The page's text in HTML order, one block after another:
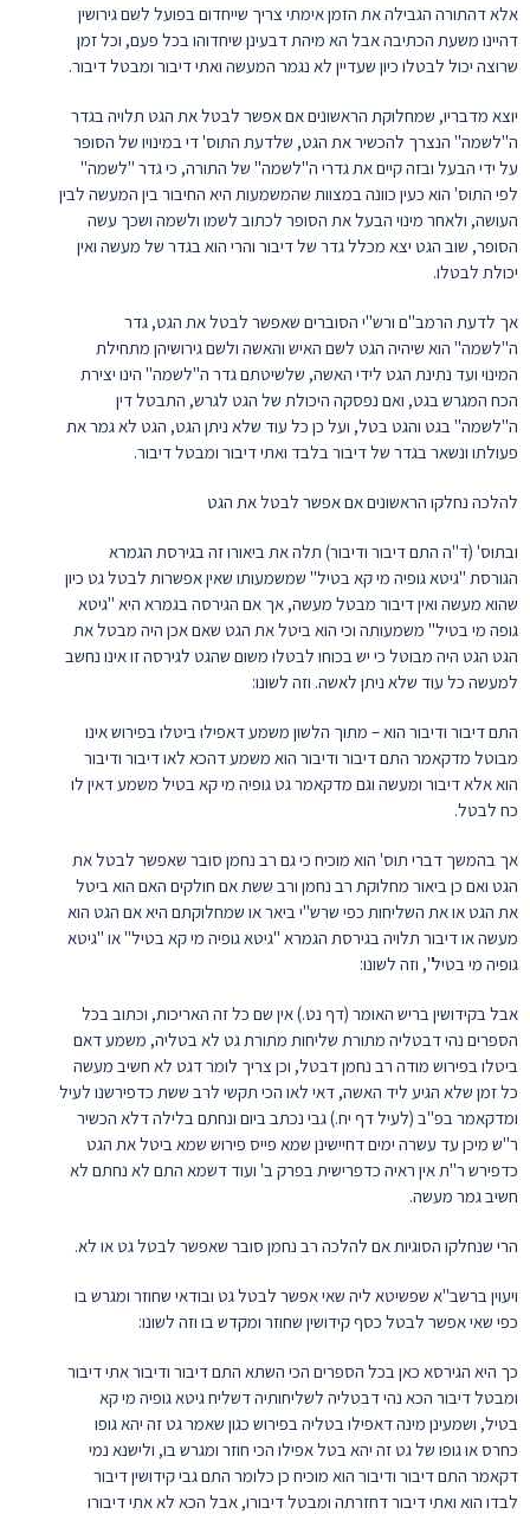
אלא דהתורה הגבילה את הזמן אימתי צריך שייחדום בפועל לשם גירושין
דהיינו משעת הכתיבה אבל הא מיהת דבעינן שיחדוהו בכל פעם, וכל זמן
שרוצה יכול לבטלו כיון שעדיין לא נגמר המעשה ואתי דיבור ומבטל דיבור.
יוצא מדבריו, שמחלוקת הראשונים אם אפשר לבטל את הגט תלויה בגדר
ה"לשמה" הנצרך להכשיר את הגט, שלדעת התוס' די במינויו של הסופר
על ידי הבעל ובזה קיים את גדרי ה"לשמה" של התורה, כי גדר "לשמה"
לפי התוס' הוא כעין כוונה במצוות שהמשמעות היא החיבור בין המעשה לבין
העושה, ולאחר מינוי הבעל את הסופר לכתוב לשמו ולשמה ושכך עשה
הסופר, שוב הגט יצא מכלל גדר של דיבור והרי הוא בגדר של מעשה ואין
יכולת לבטלו.
אך לדעת הרמב"ם ורש"י הסוברים שאפשר לבטל את הגט, גדר
ה"לשמה" הוא שיהיה הגט לשם האיש והאשה ולשם גירושיהן מתחילת
המינוי ועד נתינת הגט לידי האשה, שלשיטתם גדר ה"לשמה" הינו יצירת
הכח המגרש בגט, ואם נפסקה היכולת של הגט לגרש, התבטל דין
ה"לשמה" בגט והגט בטל, ועל כן כל עוד שלא ניתן הגט, הגט לא גמר את
פעולתו ונשאר בגדר של דיבור בלבד ואתי דיבור ומבטל דיבור.
להלכה נחלקו הראשונים אם אפשר לבטל את הגט
ובתוס' (ד"ה התם דיבור ודיבור) תלה את ביאורו זה בגירסת הגמרא
הגורסת "גיטא גופיה מי קא בטיל" שמשמעותו שאין אפשרות לבטל גט כיון
שהוא מעשה ואין דיבור מבטל מעשה, אך אם הגירסה בגמרא היא "גיטא
גופה מי בטיל" משמעותה וכי הוא ביטל את הגט שאם אכן היה מבטל את
הגט הגט היה מבוטל כי יש בכוחו לבטלו משום שהגט לגירסה זו אינו נחשב
למעשה כל עוד שלא ניתן לאשה. וזה לשונו:
התם דיבור ודיבור הוא – מתוך הלשון משמע דאפילו ביטלו בפירוש אינו
מבוטל מדקאמר התם דיבור ודיבור הוא משמע דהכא לאו דיבור ודיבור
הוא אלא דיבור ומעשה וגם מדקאמר גט גופיה מי קא בטיל משמע דאין לו
כח לבטל.
אך בהמשך דברי תוס' הוא מוכיח כי גם רב נחמן סובר שאפשר לבטל את
הגט ואם כן ביאור מחלוקת רב נחמן ורב ששת אם חולקים האם הוא ביטל
את הגט או את השליחות כפי שרש"י ביאר או שמחלוקתם היא אם הגט הוא
מעשה או דיבור תלויה בגירסת הגמרא "גיטא גופיה מי קא בטיל" או "גיטא
גופיה מי בטיל", וזה לשונו:
אבל בקידושין בריש האומר (דף נט.) אין שם כל זה האריכות, וכתוב בכל
הספרים נהי דבטליה מתורת שליחות מתורת גט לא בטליה, משמע דאם
ביטלו בפירוש מודה רב נחמן דבטל, וכן צריך לומר דגט לא חשיב מעשה
כל זמן שלא הגיע ליד האשה, דאי לאו הכי תקשי לרב ששת כדפירשנו לעיל
ומדקאמר בפ"ב (לעיל דף יח.) גבי נכתב ביום ונחתם בלילה דלא הכשיר
ר"ש מיכן עד עשרה ימים דחיישינן שמא פייס פירוש שמא ביטל את הגט
כדפירש ר"ת אין ראיה כדפרישית בפרק ב' ועוד דשמא התם לא נחתם לא
חשיב גמר מעשה.
הרי שנחלקו הסוגיות אם להלכה רב נחמן סובר שאפשר לבטל גט או לא.
ויעוין ברשב"א שפשיטא ליה שאי אפשר לבטל גט ובודאי שחוזר ומגרש בו
כפי שאי אפשר לבטל כסף קידושין שחוזר ומקדש בו וזה לשונו:
כך היא הגירסא כאן בכל הספרים הכי השתא התם דיבור ודיבור אתי דיבור
ומבטל דיבור הכא נהי דבטליה לשליחותיה דשליח גיטא גופיה מי קא
בטיל, ושמעינן מינה דאפילו בטליה בפירוש כגון שאמר גט זה יהא גופו
כחרס או גופו של גט זה יהא בטל אפילו הכי חוזר ומגרש בו, ולישנא נמי
דקאמר התם דיבור ודיבור הוא מוכיח כן כלומר התם גבי קידושין דיבור
לבדו הוא ואתי דיבור דחזרתה ומבטל דיבורו, אבל הכא לא אתי דיבורו